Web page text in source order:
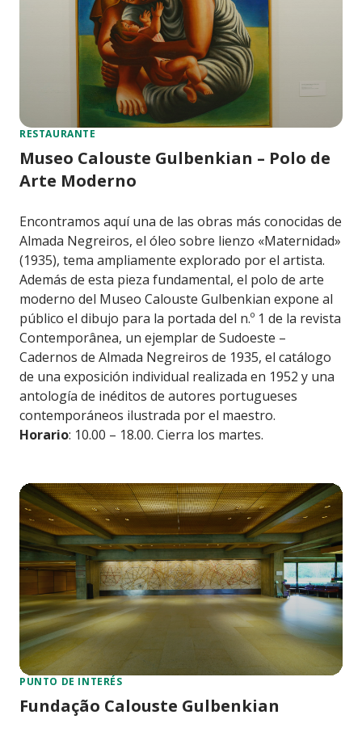
RESTAURANTE
Museo Calouste Gulbenkian – Polo de
Arte Moderno
Encontramos aquí una de las obras más conocidas de
Almada Negreiros, el óleo sobre lienzo «Maternidad»
(1935), tema ampliamente explorado por el artista.
Además de esta pieza fundamental, el polo de arte
moderno del Museo Calouste Gulbenkian expone al
público el dibujo para la portada del n.º 1 de la revista
Contemporânea, un ejemplar de Sudoeste –
Cadernos de Almada Negreiros de 1935, el catálogo
de una exposición individual realizada en 1952 y una
antología de inéditos de autores portugueses
contemporáneos ilustrada por el maestro.
Horario: 10.00 – 18.00. Cierra los martes.
PUNTO DE INTERÉS
Fundação Calouste Gulbenkian